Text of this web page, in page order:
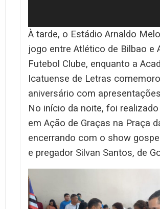
À tarde, o Estádio Arnaldo
jogo entre Atlético de Bilbao e
Futebol Clube, enquanto a
Icatuense de Letras
aniversário com
No início da noite, foi
em Ação de Graças na Praça
encerrando com o show
e pregador Silvan Santos, de